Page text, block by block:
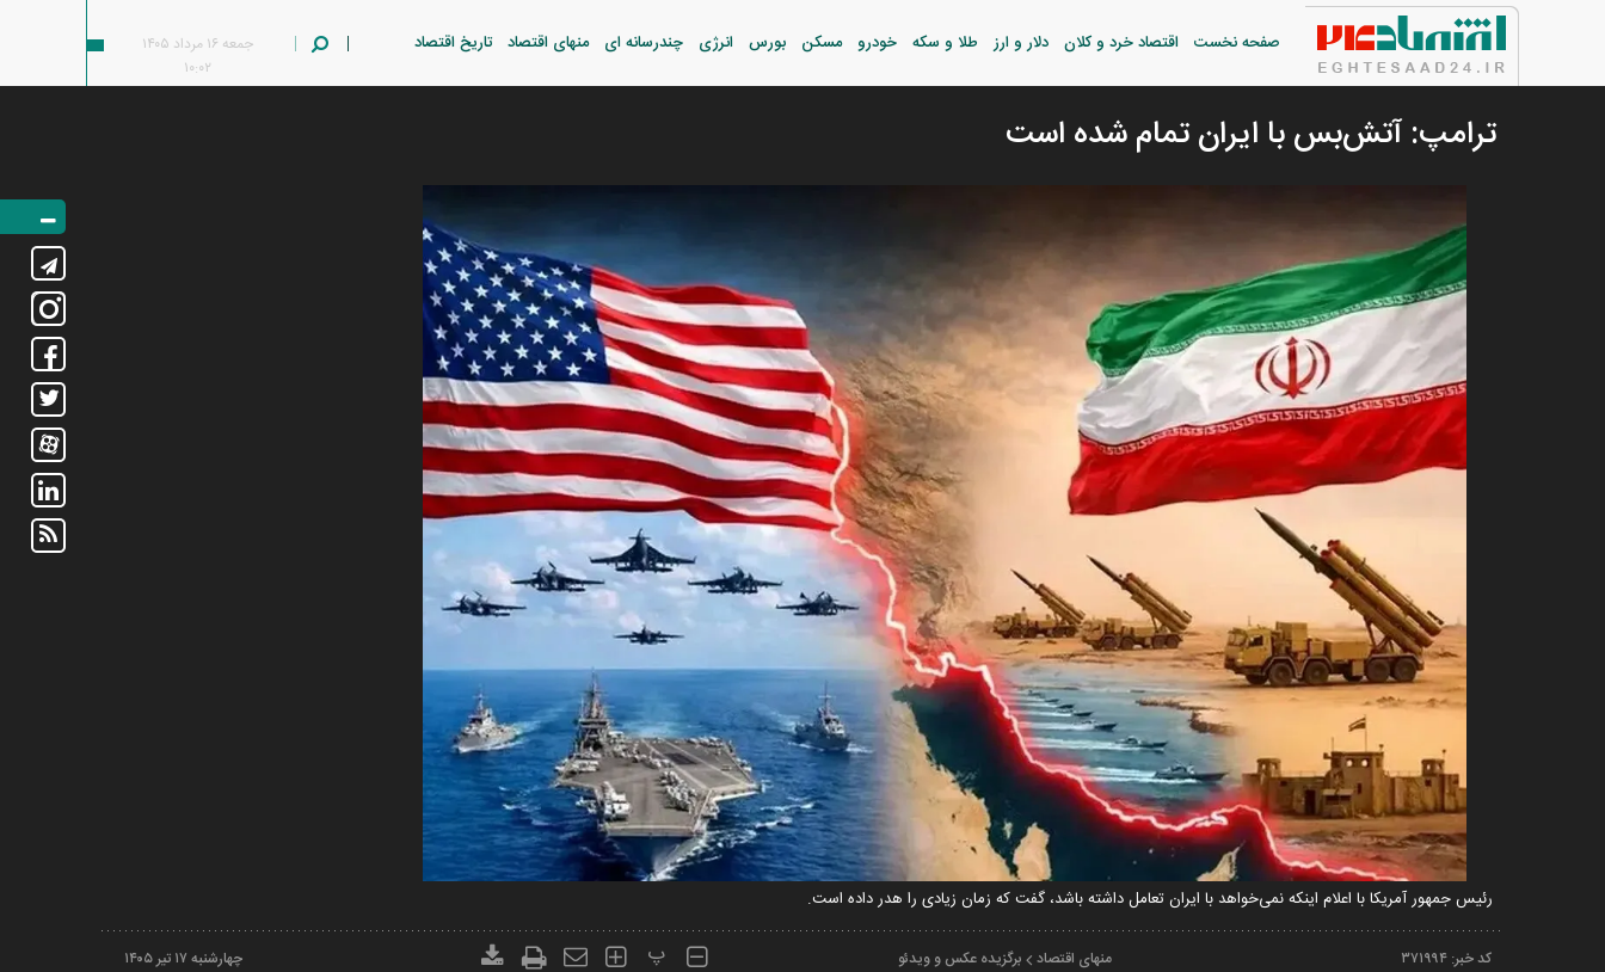
صفحه نخست اقتصاد خرد و کلان دلار و ارز طلا و سکه خودرو مسکن بورس انرژی چندرسانه ای منهای اقتصاد تاریخ اقتصاد
جمعه ۱۶ مرداد ۱۴۰۵
۱۰:۰۲
ترامپ: آتش‌بس با ایران تمام شده است
رئیس جمهور آمریکا با اعلام اینکه نمی‌خواهد با ایران تعامل داشته باشد، گفت که زمان زیادی را هدر داده است.
کد خبر: ۳۷۱۹۹۴ منهای اقتصاد برگزیده عکس و ویدئو پ چهارشنبه ۱۷ تير ۱۴۰۵